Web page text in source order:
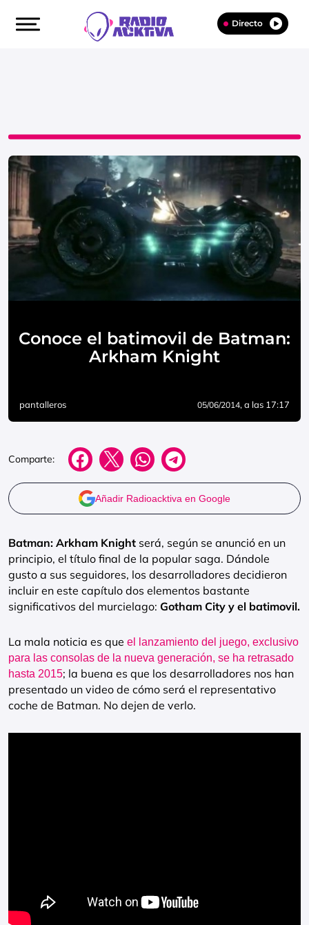
Directo
Conoce el batimovil de Batman:
Arkham Knight
pantalleros 05/06/2014, a las 17:17
Comparte:
Añadir Radioacktiva en Google
Batman: Arkham Knight será, según se anunció en un
principio, el título final de la popular saga. Dándole
gusto a sus seguidores, los desarrolladores decidieron
incluir en este capítulo dos elementos bastante
significativos del murcielago: Gotham City y el batimovil.
La mala noticia es que el lanzamiento del juego, exclusivo
para las consolas de la nueva generación, se ha retrasado
hasta 2015; la buena es que los desarrolladores nos han
presentado un video de cómo será el representativo
coche de Batman. No dejen de verlo.